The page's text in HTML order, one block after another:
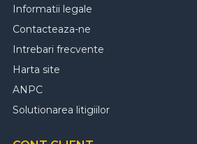
Informatii legale
Contacteaza-ne
Intrebari frecvente
Harta site
ANPC
Solutionarea litigiilor